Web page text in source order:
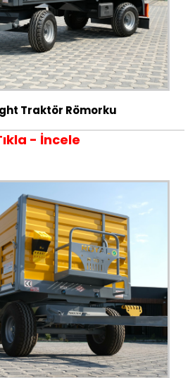
Traktör Römorku
- İncele